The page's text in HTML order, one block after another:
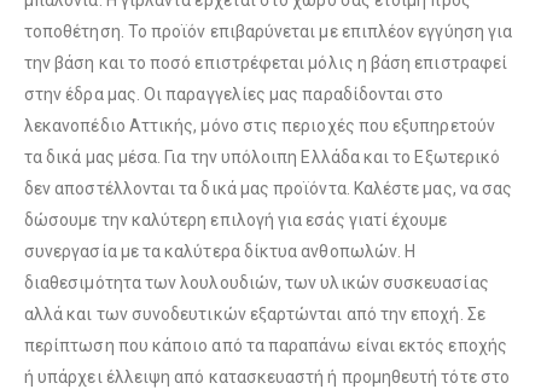
Λούτρινο Ροζ 35εκ (€25.00)
Λούτρινο Γαλάζιο 45εκ (€37.00)
Λούτρινο Ροζ 45εκ(€37.00)
Λούτρινο Κόκκινο 35εκ(€25.00)
Λούτρινο Λευκό 35εκ(€25.00)
Λούτρινο Γαλάζιο 35εκ
τοποθέτηση. Το προϊόν επιβαρύνεται με επιπλέον εγγύηση για
την βάση και το ποσό επιστρέφεται μόλις η βάση επιστραφεί
στην έδρα μας. Οι παραγγελίες μας παραδίδονται στο
λεκανοπέδιο Αττικής, μόνο στις περιοχές που εξυπηρετούν
τα δικά μας μέσα. Για την υπόλοιπη Ελλάδα και το Εξωτερικό
δεν αποστέλλονται τα δικά μας προϊόντα. Καλέστε μας, να σας
δώσουμε την καλύτερη επιλογή για εσάς γιατί έχουμε
συνεργασία με τα καλύτερα δίκτυα ανθοπωλών. Η
διαθεσιμότητα των λουλουδιών, των υλικών συσκευασίας
αλλά και των συνοδευτικών εξαρτώνται από την εποχή. Σε
περίπτωση που κάποιο από τα παραπάνω είναι εκτός εποχής
ή υπάρχει έλλειψη από κατασκευαστή ή προμηθευτή τότε στο